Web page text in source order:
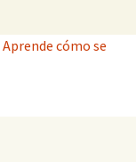
Aprende cómo se